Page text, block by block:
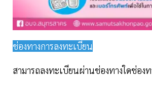
ช่องทางการลงทะเบียน
สามารถลงทะเบียนผ่านช่องทางใดช่อง